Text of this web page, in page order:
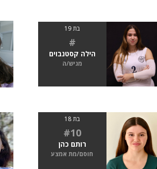
בת 19
#
הילה קסטנבוים
מגיש/ה
בת 18
#10
רותם כהן
חוסם/מת אמצע